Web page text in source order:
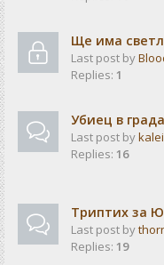
Ще има
Last post by
Replies: 1
Убиец в
Last post by
Replies: 16
Триптих за
Last post by
Replies: 19